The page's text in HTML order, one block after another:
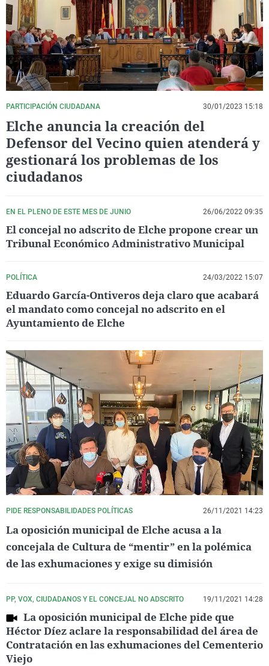
La rosa de los vientos
Gente viajera
Como el perro y el
Caso
Retornados
Equipo de
Operación Viuda
Extremadura
Galicia
La Rioja
Navarra
País Vasco
Virales
Televisión
Elecciones
PARTICIPACIÓN CIUDADANA 30/01/2023 15:18
Elche anuncia la creación del
Defensor del Vecino quien atenderá y
gestionará los problemas de los
ciudadanos
EN EL PLENO DE ESTE MES DE JUNIO 26/06/2022 09:35
El concejal no adscrito de Elche propone crear un
Tribunal Económico Administrativo Municipal
POLÍTICA 24/03/2022 15:07
Eduardo García-Ontiveros deja claro que acabará
el mandato como concejal no adscrito en el
Ayuntamiento de Elche
PIDE RESPONSABILIDADES POLÍTICAS 26/11/2021 14:23
La oposición municipal de Elche acusa a la
concejala de Cultura de “mentir” en la polémica
de las exhumaciones y exige su dimisión
PP, VOX, CIUDADANOS Y EL CONCEJAL NO ADSCRITO 19/11/2021 14:28
La oposición municipal de Elche pide que
Héctor Díez aclare la responsabilidad del área de
Contratación en las exhumaciones del Cementerio
Viejo